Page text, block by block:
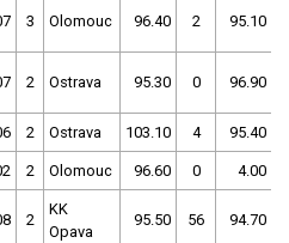
3 Olomouc 96.40 2 95.10
2 Ostrava 95.30 0 96.90
2 Ostrava 103.10 4 95.40
2 Olomouc 96.60 0 4.00
2
KK
Opava
95.50 56 94.70